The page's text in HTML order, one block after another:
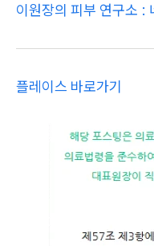
이원장의 피부 연구소 :
플레이스 바로가기